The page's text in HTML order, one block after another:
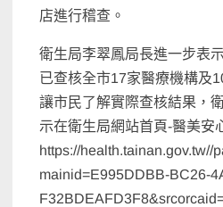
店進行稽查。
衛生局李翠鳳局長進一步表
已查核全市17家醫療機構及
讓市民了解實際查核結果，
示在衛生局網站首頁-醫美安
https://health.tainan.gov.tw//
mainid=E995DDBB-BC26-